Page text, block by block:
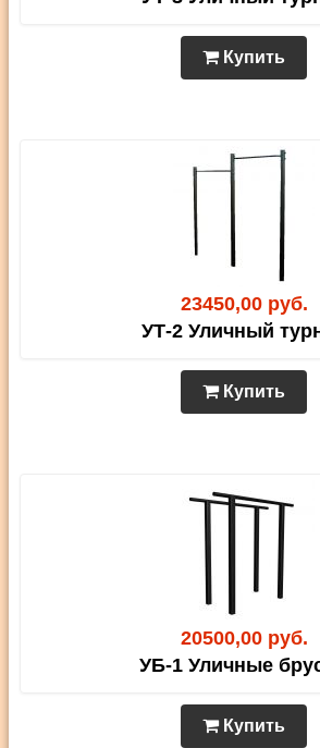
Купить
23450,00 руб.
УТ-2 Уличный
Купить
20500,00 руб.
УБ-1 Уличные
Купить